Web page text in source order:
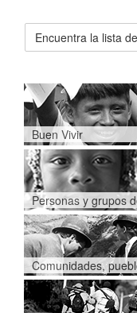
Encuentra la lista
Buen Vivir
Personas y grupos
Comunidades,